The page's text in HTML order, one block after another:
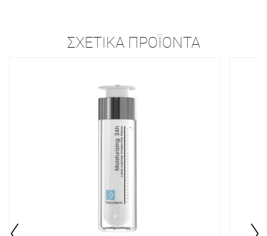
ΣΧΕΤΙΚΆ ΠΡΟΪΌΝΤΑ